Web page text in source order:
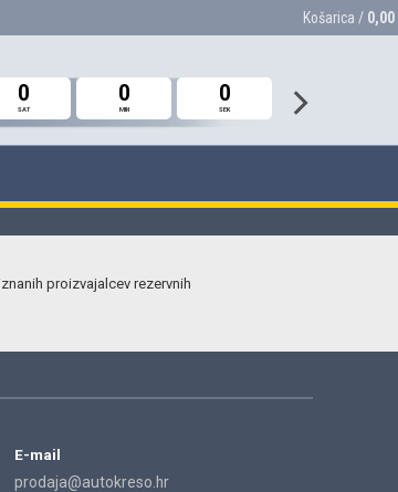
Košarica / 0,00
0
SAT
0
MIN
0
SEK
0
SAT
0
MIN
0
SEK
0
SAT
0
MIN
0
SEK
proizvajalcev rezervnih
E-mail
prodaja@autokreso.hr